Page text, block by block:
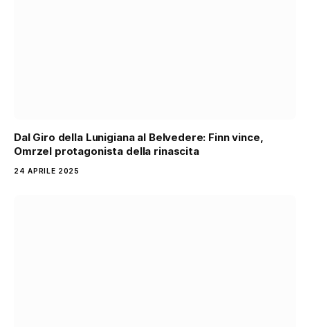
Dal Giro della Lunigiana al Belvedere: Finn vince,
Omrzel protagonista della rinascita
24 APRILE 2025